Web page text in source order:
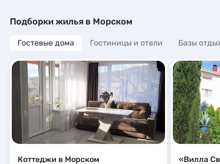
Пансионаты 1
Подборки жилья в Морском
Гостевые дома Гостиницы и отели Базы
Коттеджи в Морском «Вилла